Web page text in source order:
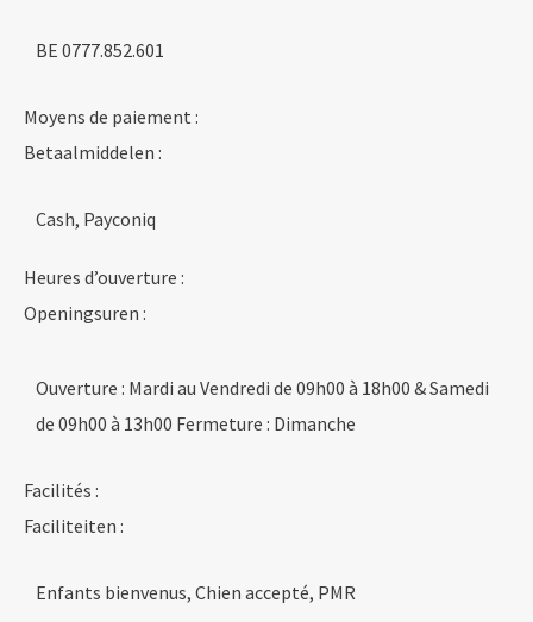
BE 0777.852.601
Moyens de paiement :
Betaalmiddelen :
Cash, Payconiq
Heures d’ouverture :
Openingsuren :
Ouverture : Mardi au Vendredi de 09h00 à 18h00 & Samedi
de 09h00 à 13h00 Fermeture : Dimanche
Facilités :
Faciliteiten :
Enfants bienvenus, Chien accepté, PMR